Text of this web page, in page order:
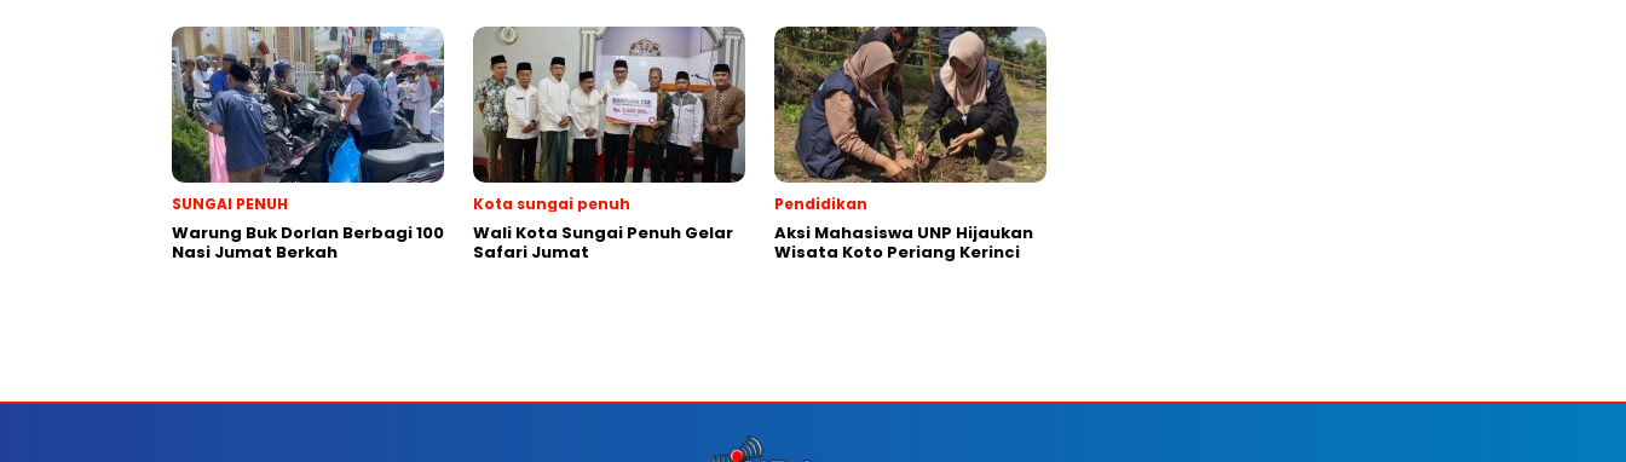
SUNGAI PENUH
Warung Buk Dorlan Berbagi 100
Nasi Jumat Berkah
Kota sungai penuh
Wali Kota Sungai Penuh Gelar
Safari Jumat
Pendidikan
Aksi Mahasiswa UNP Hijaukan
Wisata Koto Periang Kerinci